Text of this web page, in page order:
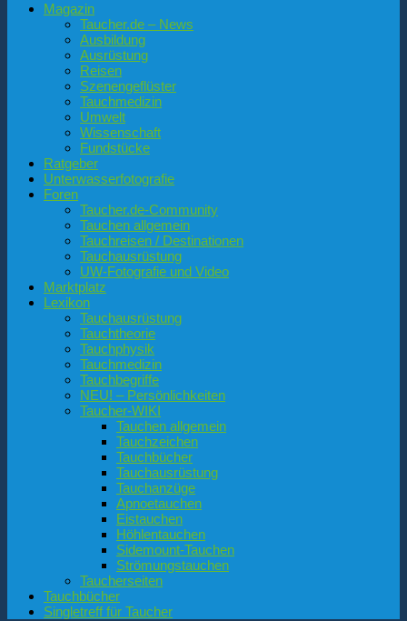
Magazin
Taucher.de – News
Ausbildung
Ausrüstung
Reisen
Szenengeflüster
Tauchmedizin
Umwelt
Wissenschaft
Fundstücke
Ratgeber
Unterwasserfotografie
Foren
Taucher.de-Community
Tauchen allgemein
Tauchreisen / Destinationen
Tauchausrüstung
UW-Fotografie und Video
Marktplatz
Lexikon
Tauchausrüstung
Tauchtheorie
Tauchphysik
Tauchmedizin
Tauchbegriffe
NEU! – Persönlichkeiten
Taucher-WIKI
Tauchen allgemein
Tauchzeichen
Tauchbücher
Tauchausrüstung
Tauchanzüge
Apnoetauchen
Eistauchen
Höhlentauchen
Sidemount-Tauchen
Strömungstauchen
Taucherseiten
Tauchbücher
Singletreff für Taucher